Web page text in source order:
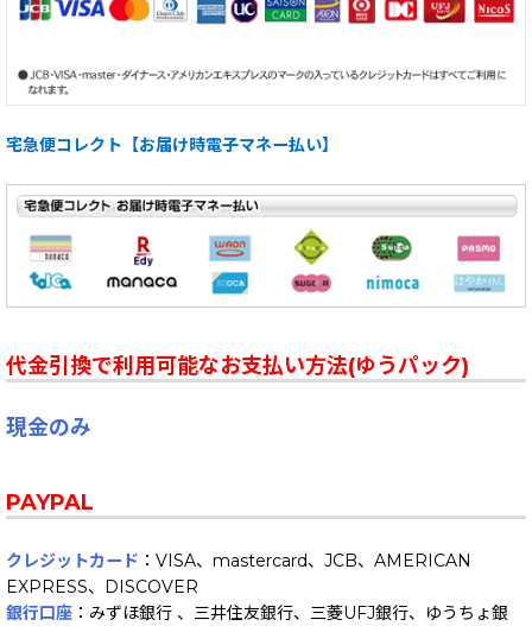
宅急便コレクト【お届け時電子マネー払い】
代金引換で利用可能なお支払い方法(ゆうパック)
現金のみ
PAYPAL
クレジットカード ：VISA、mastercard、JCB、AMERICAN
EXPRESS、DISCOVER
銀行口座 ：みずほ銀行 、三井住友銀行、三菱UFJ銀行、ゆうちょ銀